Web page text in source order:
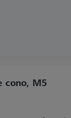
cono, M5